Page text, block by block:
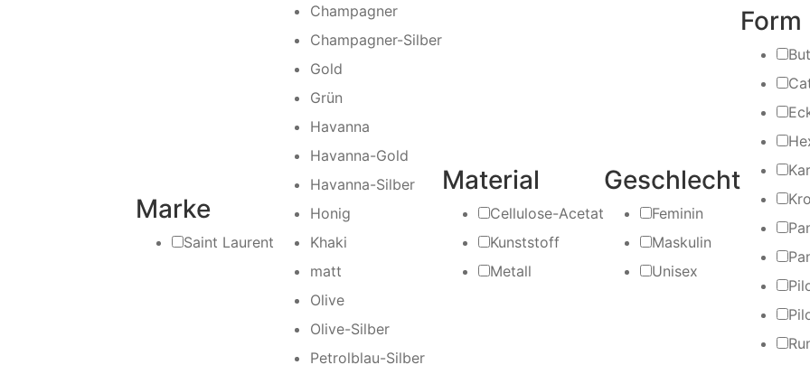
Marke
Saint Laurent
Champagner
Champagner-Silber
Gold
Grün
Havanna
Havanna-Gold
Havanna-Silber
Honig
Khaki
matt
Olive
Olive-Silber
Petrolblau-Silber
Material
Cellulose-Acetat
Kunststoff
Metall
Geschlecht
Feminin
Maskulin
Unisex
Form